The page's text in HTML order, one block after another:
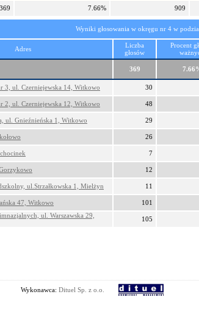
369 7.66% 909
Wyniki głosowania w okręgu nr 4 w
Adres
Liczba
głosów
Procent
369
3, ul. Czerniejewska 14, Witkowo 30
2, ul. Czerniejewska 12, Witkowo 48
ul. Gnieźnieńska 1, Witkowo 29
26
7
12
ul.Strzałkowska 1, Mielżyn 11
47, Witkowo 101
ul. Warszawska 29,
105
Wykonawca: Dituel Sp. z o.o.